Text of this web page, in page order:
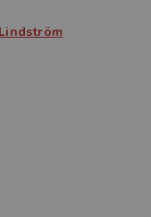
angelägen för
och